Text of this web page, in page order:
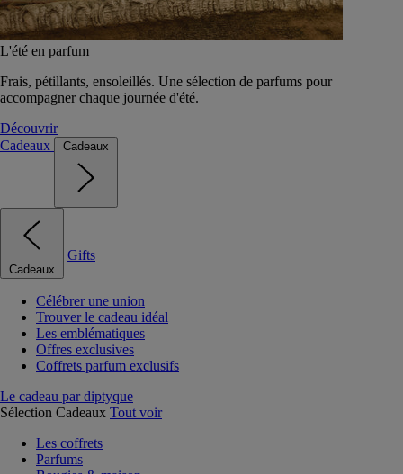
L'été en parfum
Frais, pétillants, ensoleillés. Une sélection de parfums pour
accompagner chaque journée d'été.
Découvrir
Cadeaux
Cadeaux
Cadeaux
Gifts
Célébrer une union
Trouver le cadeau idéal
Les emblématiques
Offres exclusives
Coffrets parfum exclusifs
Le cadeau par diptyque
Sélection Cadeaux Tout voir
Les coffrets
Parfums